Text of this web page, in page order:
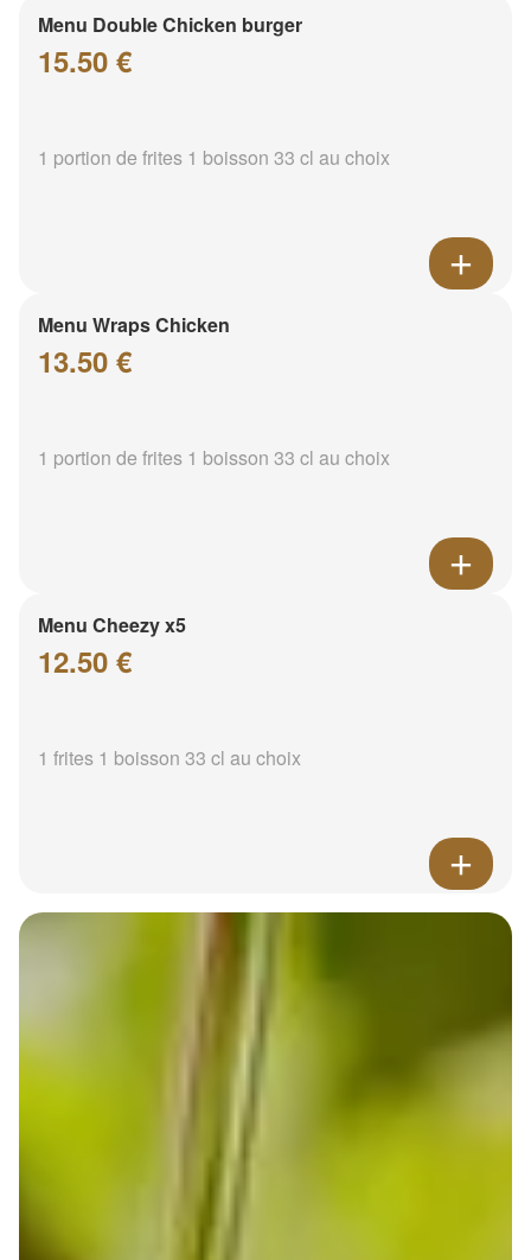
Menu Double Chicken burger
15.50 €
1 portion de frites 1 boisson 33 cl au choix
Menu Wraps Chicken
13.50 €
1 portion de frites 1 boisson 33 cl au choix
Menu Cheezy x5
12.50 €
1 frites 1 boisson 33 cl au choix